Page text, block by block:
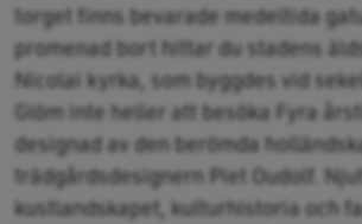
torget finns bevarade medeltida
promenad bort hittar du stadens
Nicolai kyrka, som byggdes vid
Glöm inte heller att besöka Fyra
designad av den berömda
trädgårdsdesignern Piet Oudolf.
kustlandskapet, kulturhistoria och